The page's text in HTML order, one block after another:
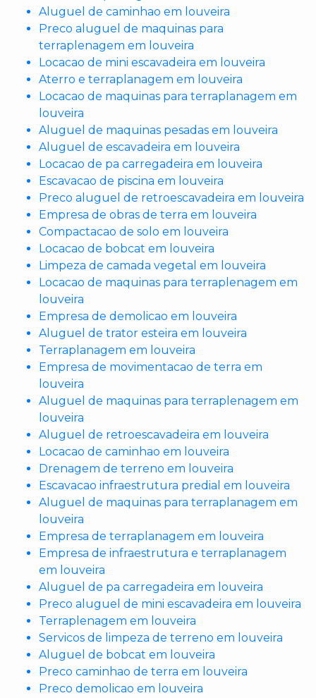
Aluguel de caminhao em louveira
Preco aluguel de maquinas para
terraplenagem em louveira
Locacao de mini escavadeira em louveira
Aterro e terraplanagem em louveira
Locacao de maquinas para terraplanagem em
louveira
Aluguel de maquinas pesadas em louveira
Aluguel de escavadeira em louveira
Locacao de pa carregadeira em louveira
Escavacao de piscina em louveira
Preco aluguel de retroescavadeira em louveira
Empresa de obras de terra em louveira
Compactacao de solo em louveira
Locacao de bobcat em louveira
Limpeza de camada vegetal em louveira
Locacao de maquinas para terraplenagem em
louveira
Empresa de demolicao em louveira
Aluguel de trator esteira em louveira
Terraplanagem em louveira
Empresa de movimentacao de terra em
louveira
Aluguel de maquinas para terraplenagem em
louveira
Aluguel de retroescavadeira em louveira
Locacao de caminhao em louveira
Drenagem de terreno em louveira
Escavacao infraestrutura predial em louveira
Aluguel de maquinas para terraplanagem em
louveira
Empresa de terraplanagem em louveira
Empresa de infraestrutura e terraplanagem
em louveira
Aluguel de pa carregadeira em louveira
Preco aluguel de mini escavadeira em louveira
Terraplenagem em louveira
Servicos de limpeza de terreno em louveira
Aluguel de bobcat em louveira
Preco caminhao de terra em louveira
Preco demolicao em louveira